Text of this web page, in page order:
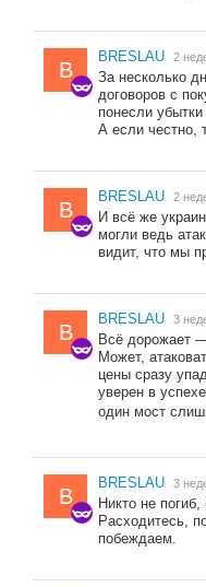
B
BRESLAU 2
За несколько
договоров с
понесли
А если честно,
B
BRESLAU 2
И всё же
могли ведь
видит, что мы
B
BRESLAU 3
Всё дорожает
Может,
цены сразу
уверен в
один мост
B
BRESLAU 3
Никто не
Расходитесь,
побеждаем.